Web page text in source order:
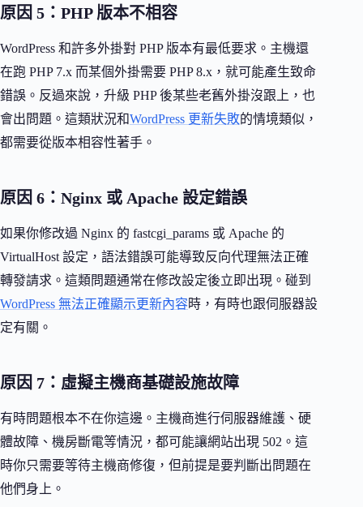
原因 5：PHP 版本不相容
WordPress 和許多外掛對 PHP 版本有最低要求。主機還
在跑 PHP 7.x 而某個外掛需要 PHP 8.x，就可能產生致命
錯誤。反過來說，升級 PHP 後某些老舊外掛沒跟上，也
會出問題。這類狀況和WordPress 更新失敗的情境類似，
都需要從版本相容性著手。
原因 6：Nginx 或 Apache 設定錯誤
如果你修改過 Nginx 的 fastcgi_params 或 Apache 的
VirtualHost 設定，語法錯誤可能導致反向代理無法正確
轉發請求。這類問題通常在修改設定後立即出現。碰到
WordPress 無法正確顯示更新內容時，有時也跟伺服器設
定有關。
原因 7：虛擬主機商基礎設施故障
有時問題根本不在你這邊。主機商進行伺服器維護、硬
體故障、機房斷電等情況，都可能讓網站出現 502。這
時你只需要等待主機商修復，但前提是要判斷出問題在
他們身上。